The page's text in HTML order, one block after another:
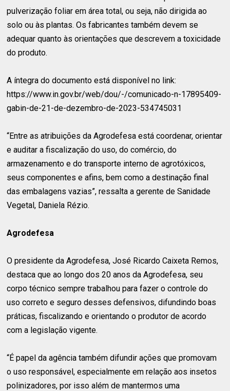
pulverização foliar em área total, ou seja, não dirigida ao
solo ou às plantas. Os fabricantes também devem se
adequar quanto às orientações que descrevem a toxicidade
do produto.
A íntegra do documento está disponível no link:
https://www.in.gov.br/web/dou/-/comunicado-n-17895409-
gabin-de-21-de-dezembro-de-2023-534745031
“Entre as atribuições da Agrodefesa está coordenar, orientar
e auditar a fiscalização do uso, do comércio, do
armazenamento e do transporte interno de agrotóxicos,
seus componentes e afins, bem como a destinação final
das embalagens vazias”, ressalta a gerente de Sanidade
Vegetal, Daniela Rézio.
Agrodefesa
O presidente da Agrodefesa, José Ricardo Caixeta Remos,
destaca que ao longo dos 20 anos da Agrodefesa, seu
corpo técnico sempre trabalhou para fazer o controle do
uso correto e seguro desses defensivos, difundindo boas
práticas, fiscalizando e orientando o produtor de acordo
com a legislação vigente.
“É papel da agência também difundir ações que promovam
o uso responsável, especialmente em relação aos insetos
polinizadores, por isso além de mantermos uma